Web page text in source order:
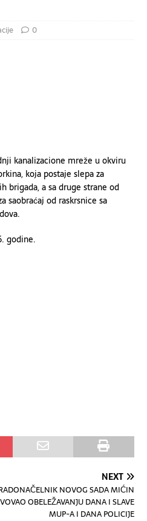
0
kanalizacione mreže u okviru
koja postaje slepa za
brigada, a sa druge strane od
saobraćaj od raskrsnice sa
godine.
NEXT
NOVOG SADA MIĆIN
OBELEŽAVANJU DANA I SLAVE
MUP-A I DANA POLICIJE